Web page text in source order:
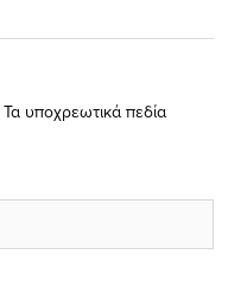
Τα υποχρεωτικά πεδία